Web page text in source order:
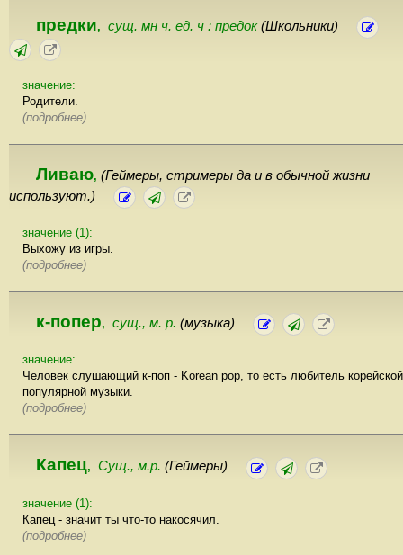
предки, сущ. мн ч. ед. ч : предок(Школьники)
значение:
Родители.
(подробнее)
Ливаю, (Геймеры, стримеры да и в обычной жизни
используют.)
значение (1):
Выхожу из игры.
(подробнее)
к-попер, сущ., м. р. (музыка)
значение:
Человек слушающий к-поп - Korean pop, то есть любитель корейской
популярной музыки.
(подробнее)
Капец, Сущ., м.р. (Геймеры)
значение (1):
Капец - значит ты что-то накосячил.
(подробнее)